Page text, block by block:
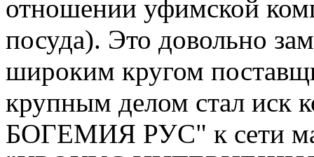
отношении уфимской
посуда). Это довольно
широким кругом
крупным делом стал
БОГЕМИЯ РУС" к сети